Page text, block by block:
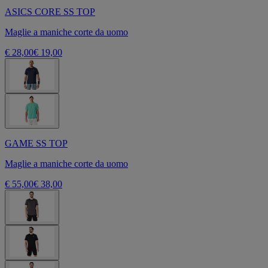
ASICS CORE SS TOP
Maglie a maniche corte da uomo
€ 28,00€ 19,00
GAME SS TOP
Maglie a maniche corte da uomo
€ 55,00€ 38,00